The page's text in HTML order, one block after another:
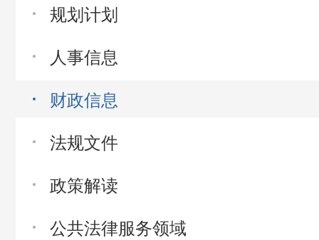
规划计划
人事信息
财政信息
法规文件
政策解读
公共法律服务领域